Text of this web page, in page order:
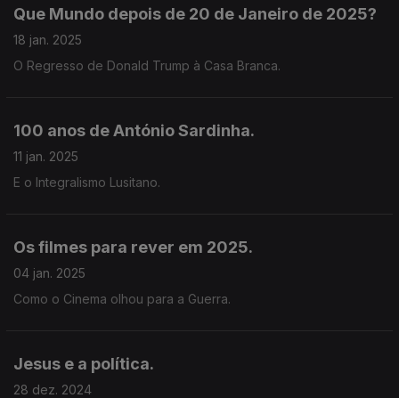
Que Mundo depois de 20 de Janeiro de 2025?
18 jan. 2025
O Regresso de Donald Trump à Casa Branca.
100 anos de António Sardinha.
11 jan. 2025
E o Integralismo Lusitano.
Os filmes para rever em 2025.
04 jan. 2025
Como o Cinema olhou para a Guerra.
Jesus e a política.
28 dez. 2024